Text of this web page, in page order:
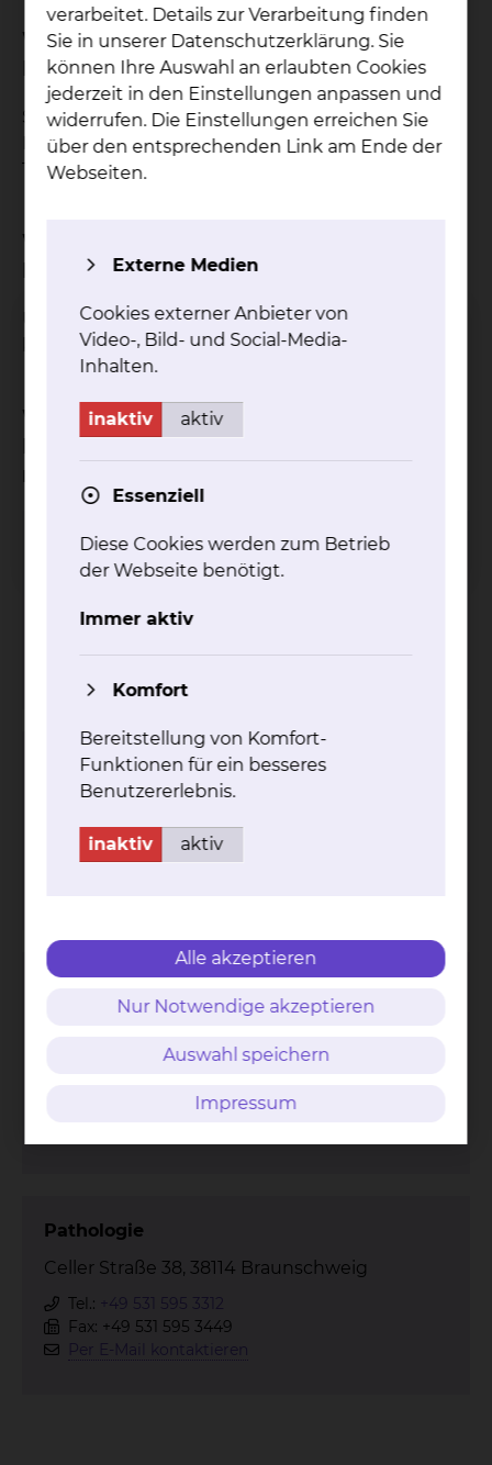
Wie kann ich als Zuweiser einen
Patienten anmelden?
Sie haben jederzeit die Möglichkeit Ihre
Patientinnen und Patienten zu einer
Tumorkonferenz anzumelden.
Wie kann ich als Zuweiser an der
Konferenz teilnehmen?
Um an einer Tumorkonferenz teilzunehmen,
können Sie sich gerne an uns wenden.
Welche medizinischen
Fachrichtungen des Klinikums
Radiologie & Nuklearmedizin
Fichtengrund 1, 38126 Braunschweig
Tel.:+49 531 595 2406
Hämatologie & Onkologie
Celler Straße 38, 38114 Braunschweig
Tel.:+49 531 595 3224
Fax: +49 531 595 3757
+49 531 595 3371
Fax: +49 531 595 3453
Pathologie
Celler Straße 38, 38114 Braunschweig
Tel.: +49 531 595 3312
Fax: +49 531 595 3449
Per E-Mail kontaktieren
verarbeitet. Details zur Verarbeitung finden
Sie in unserer Datenschutzerklärung. Sie
können Ihre Auswahl an erlaubten Cookies
jederzeit in den Einstellungen anpassen und
widerrufen. Die Einstellungen erreichen Sie
über den entsprechenden Link am Ende der
Webseiten.
Externe Medien
Cookies externer Anbieter von
Video-, Bild- und Social-Media-
Inhalten.
inaktiv aktiv
Essenziell
Diese Cookies werden zum Betrieb
der Webseite benötigt.
Immer aktiv
Komfort
Bereitstellung von Komfort-
Funktionen für ein besseres
Benutzererlebnis.
inaktiv aktiv
Alle akzeptieren
Nur Notwendige akzeptieren
Auswahl speichern
Impressum